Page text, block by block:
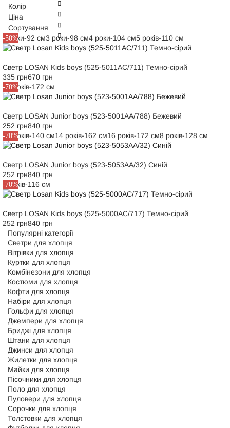
Колір
Ціна
Сортування
-50%
2 роки-92 см3 роки-98 см4 роки-104 см5 років-110 см
Светр LOSAN Kids boys (525-5011AC/711) Темно-сірий
335 грн670 грн
-70%
16 років-172 см
Светр LOSAN Junior boys (523-5001AA/788) Бежевий
252 грн840 грн
-70%
10 років-140 см14 років-162 см16 років-172 см8 років-128 см
Светр LOSAN Junior boys (523-5053AA/32) Синій
252 грн840 грн
-70%
6 років-116 см
Светр LOSAN Kids boys (525-5000AC/717) Темно-сірий
252 грн840 грн
Популярні категорії
Светри для хлопця
Вітрівки для хлопця
Куртки для хлопця
Комбінезони для хлопця
Костюми для хлопця
Кофти для хлопця
Набіри для хлопця
Гольфи для хлопця
Джемпери для хлопця
Бриджі для хлопця
Штани для хлопця
Джинси для хлопця
Жилетки для хлопця
Майки для хлопця
Пісочники для хлопця
Поло для хлопця
Пуловери для хлопця
Сорочки для хлопця
Толстовки для хлопця